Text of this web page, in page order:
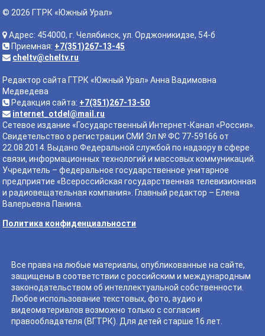
© 2026 ГТРК «Южный Урал»
Адрес: 454000, г. Челябинск, ул. Орджоникидзе, 54-б
Приемная: +7(351)267-13-45
cheltv@cheltv.ru
Редактор сайта ГТРК «Южный Урал» Анна Вадимовна
Медведева
Редакция сайта: +7(351)267-13-50
internet_otdel@mail.ru
Сетевое издание «Государственный Интернет-Канал «Россия».
Свидетельство о регистрации СМИ Эл № ФС 77-59166 от
22.08.2014. Выдано Федеральной службой по надзору в сфере
связи, информационных технологий и массовых коммуникаций.
Учредитель – федеральное государственное унитарное
предприятие «Всероссийская государственная телевизионная
и радиовещательная компания». Главный редактор – Елена
Валерьевна Панина.
Политика конфиденциальности
Все права на любые материалы, опубликованные на сайте,
защищены в соответствии с российским и международным
законодательством об интеллектуальной собственности.
Любое использование текстовых, фото, аудио и
видеоматериалов возможно только с согласия
правообладателя (ВГТРК). Для детей старше 16 лет.